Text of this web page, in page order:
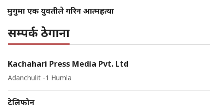
मुगुमा एक युवतीले गरिन आत्महत्या
सम्पर्क ठेगाना
Kachahari Press Media Pvt. Ltd
Adanchulit -1 Humla
टेलिफोन